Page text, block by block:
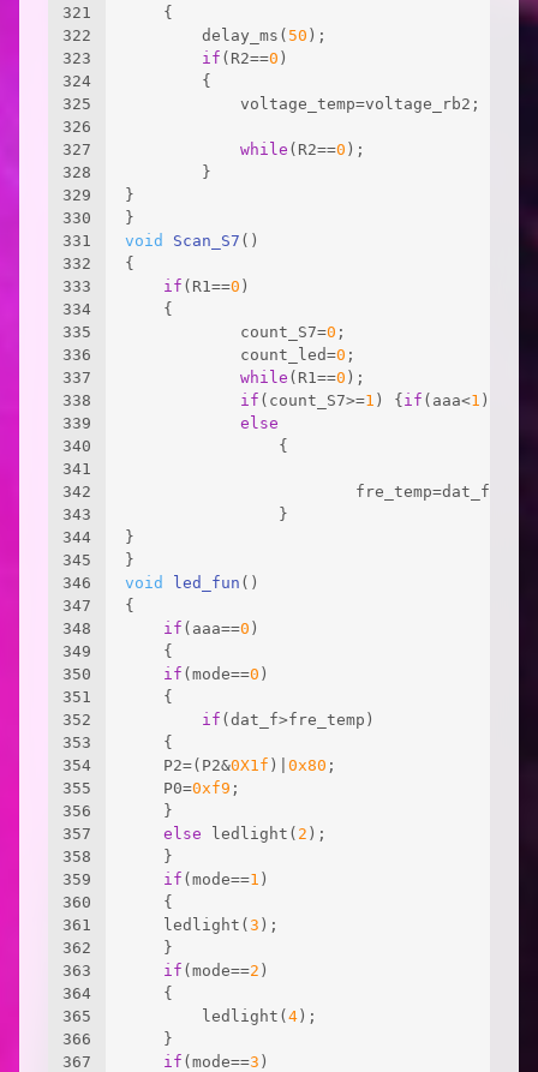
321
322
323
324
325
326
327
328
329
330
331
332
333
334
335
336
337
338
339
340
341
342
343
344
345
346
347
348
349
350
351
352
353
354
355
356
357
358
359
360
361
362
363
364
365
366
367
	{
		delay_ms(
50 );
if (R2==0 )
		{
			voltage_temp=voltage_rb2;
while (R2==0 );
		}
}
}
void
Scan_S7 ()
{
if (R1==0 )
	{
			count_S7=
0 ;
			count_led=
0 ;
while (R1==0 );
if (count_S7>=1 ) { if (aaa<1 )
else
				{
						fre_temp=dat_f;
				}
}
}
void
led_fun ()
{
if (aaa==0 )
	{
if (mode==0 )
	{
if (dat_f>fre_temp)
	{
	P2=(P2&
0X1f )| 0x80 ;
	P0=
0xf9 ;
	}
else ledlight( 2 );
	}
if (mode==1 )
	{
	ledlight(
3 );
	}
if (mode==2 )
	{
		ledlight(
4 );
	}
if (mode==3 )